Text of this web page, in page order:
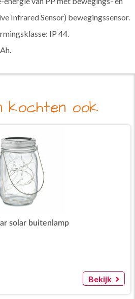
Infrared Sensor) bewegingssensor.
IP 44.
kochten ook
solar buitenlamp
Bekijk